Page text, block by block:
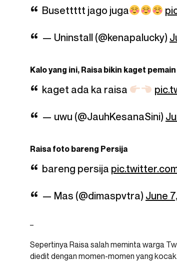
Busettttt jago juga
— Uninstall (@kenapalucky)
Kalo yang ini, Raisa bikin kaget
kaget ada ka raisa
— uwu (@JauhKesanaSini)
Raisa foto bareng Persija
bareng persija
— Mas (@dimaspvtra) June
Sepertinya Raisa salah meminta warga
diedit dengan momen-momen yang kocak.